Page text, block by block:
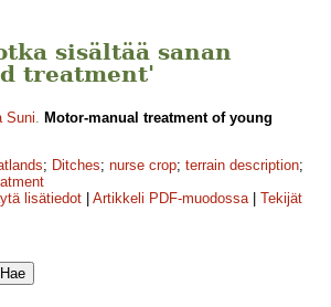
sisältää sanan
treatment'
Suni. Motor-manual treatment of young
; Ditches; nurse crop; terrain description;
lisätiedot Artikkeli PDF-muodossa| Tekijät